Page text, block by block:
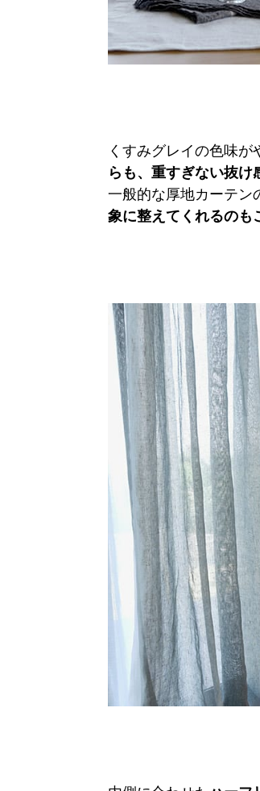
くすみグレイの色味が
らも、重すぎない抜け
一般的な厚地カーテン
象に整えてくれるのも